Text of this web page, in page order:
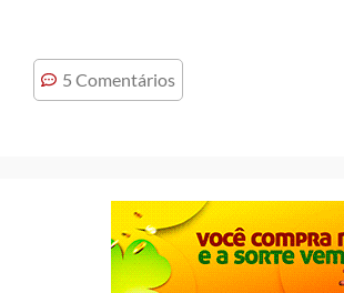
5 Comentários